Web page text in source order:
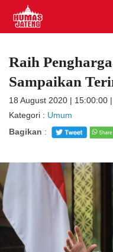
Raih
Sampaikan
18 August 2020 | 15:00:00
Kategori : Umum
Bagikan :